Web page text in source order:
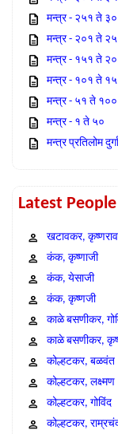
मन्त्र - २५१ ते
मन्त्र - २०१ ते
मन्त्र - १५१ ते
मन्त्र - १०१ ते
मन्त्र - ५१ ते १००
मन्त्र - १ ते ५०
मन्त्र प्रतिलोम
Latest People
खटावकर, कृष्णराव
कंक, कृष्णाजी
कंक, येसाजी
कंक, कृष्णजी
काळे बसणीकर,
काळे बसणीकर,
कोल्हटकर, बळवंत
कोल्हटकर, लक्ष्मण
कोल्हटकर, गोविंद
कोल्हटकर,